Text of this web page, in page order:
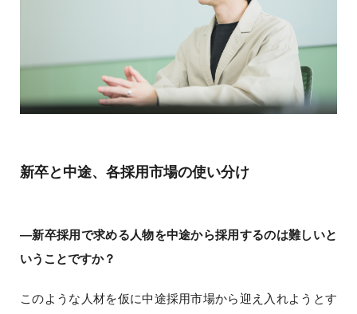
新卒と中途、各採用市場の使い分け
―新卒採用で求める人物を中途から採用するのは難しいと
いうことですか？
このような人材を仮に中途採用市場から迎え入れようとす